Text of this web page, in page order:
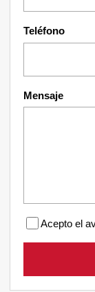
Teléfono
Mensaje
Acepto el